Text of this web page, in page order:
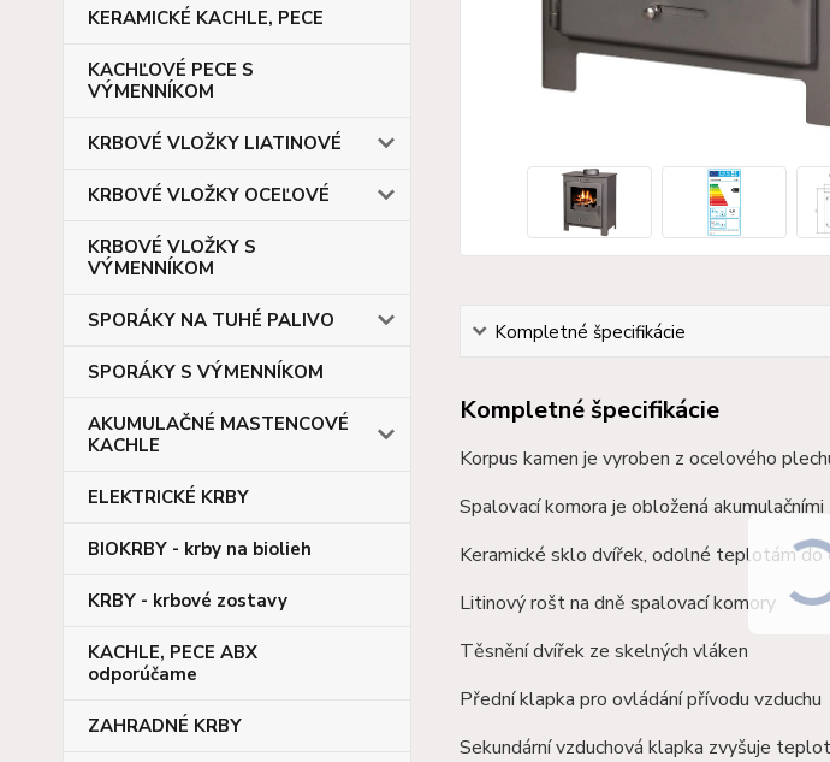
KERAMICKÉ KACHLE, PECE
KACHĽOVÉ PECE S
VÝMENNÍKOM
KRBOVÉ VLOŽKY LIATINOVÉ
KRBOVÉ VLOŽKY OCEĽOVÉ
KRBOVÉ VLOŽKY S
VÝMENNÍKOM
SPORÁKY NA TUHÉ PALIVO
SPORÁKY S VÝMENNÍKOM
AKUMULAČNÉ MASTENCOVÉ
KACHLE
ELEKTRICKÉ KRBY
BIOKRBY - krby na biolieh
KRBY - krbové zostavy
KACHLE, PECE ABX
odporúčame
ZAHRADNÉ KRBY
Kompletné špecifikácie
Kompletné špecifikácie
Korpus kamen je vyroben z ocelového
Spalovací komora je obložená akumulačními
Keramické sklo dvířek, odolné teplotám do
Litinový rošt na dně spalovací komory
Těsnění dvířek ze skelných vláken
Přední klapka pro ovládání přívodu vzduchu
Sekundární vzduchová klapka zvyšuje